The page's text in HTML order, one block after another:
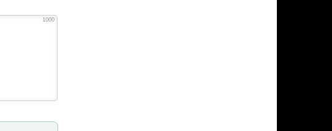
1000